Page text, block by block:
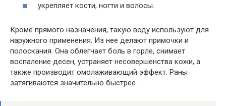
укрепляет кости, ногти и волосы.
Кроме прямого назначения, такую воду используют для
наружного применения. Из нее делают примочки и
полоскания. Она облегчает боль в горле, снимает
воспаление десен, устраняет несовершенства кожи, а
также производит омолаживающий эффект. Раны
затягиваются значительно быстрее.